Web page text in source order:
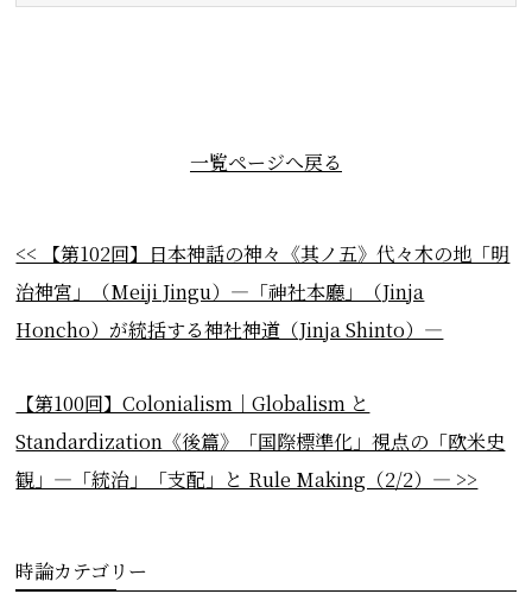
一覧ページへ戻る
<< 【第102回】日本神話の神々《其ノ五》代々木の地「明
治神宮」（Meiji Jingu）―「神󠄀社󠄁本廳」（Jinja
Honcho）が統括する神社神道（Jinja Shinto）―
【第100回】Colonialism｜Globalism と
Standardization《後篇》「国際標準化」視点の「欧米史
観」―「統治」「支配」と Rule Making（2/2）― >>
時論カテゴリー